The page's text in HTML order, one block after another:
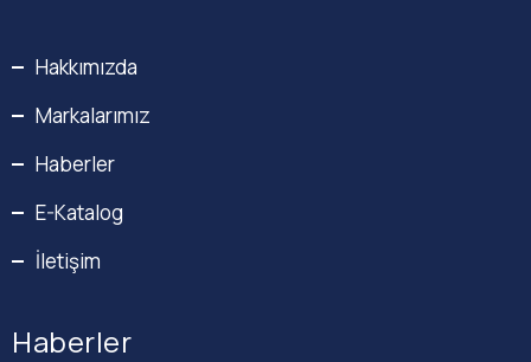
Hakkımızda
Markalarımız
Haberler
E-Katalog
İletişim
Haberler